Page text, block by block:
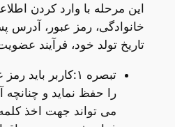
این مرحله با وارد کردن
خانوادگی، رمز عبور، آدرس
تاریخ تولد خود، فرآیند
تبصره ۱:کاربر
را حفظ نماید و
می تواند جهت اخذ